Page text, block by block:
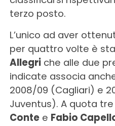
terzo posto.
L’unico ad aver
per quattro volte è
Allegriche alle due
indicate associa
2008/09 (Cagliari) e
Juventus). A quota
Contee Fabio